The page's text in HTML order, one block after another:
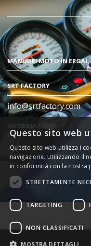
MANUBRI MOTOIN ERGAL
SRT FACTORY
info@srtfactory.com
INFORMAZIONI
Questo sito web
Questo sito web utilizza i
navigazione. Utilizzando il
in conformità con la nostra
STRETTAMENTE
TARGETING
NON CLASSIFICATI
MOSTRA DETTAGLI